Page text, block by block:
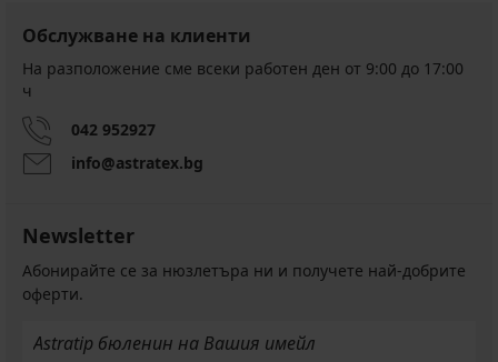
3PACK
боксерки
Roland
Обслужване на клиенти
На разположение сме всеки работен ден от 9:00 до 17:00
ч
042 952927
info@astratex.bg
Newsletter
Абонирайте се за нюзлетъра ни и получете най-добрите
оферти.